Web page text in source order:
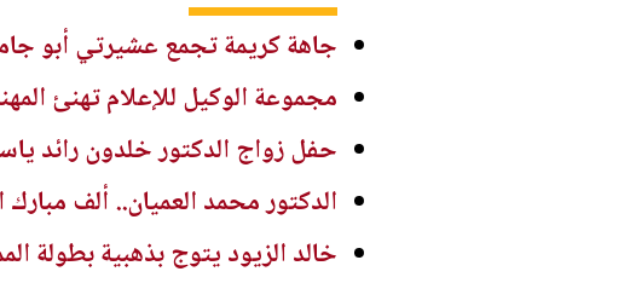
جاهة كريمة تجمع عشيرتي أبو
مجموعة الوكيل للإعلام تهنئ
حفل زواج الدكتور خلدون رائد
الدكتور محمد العميان.. ألف مبارك
خالد الزيود يتوج بذهبية بطولة